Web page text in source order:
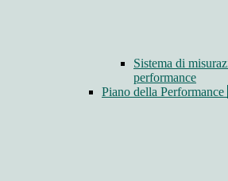
Sistema di
performance
Piano della Performance